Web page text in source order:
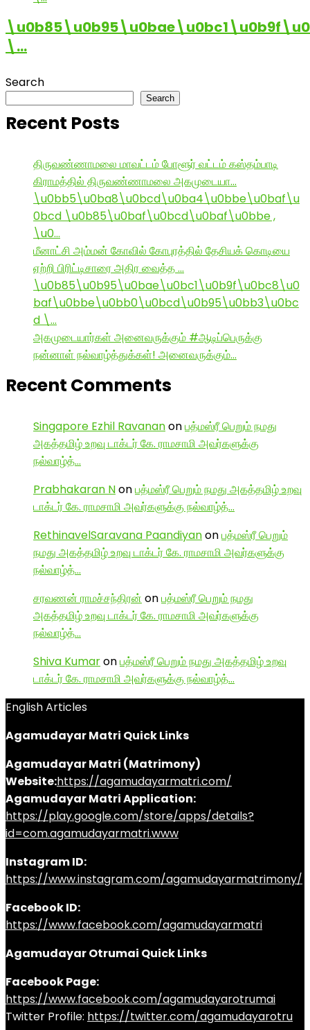
\…
Search
Search
Recent Posts
திருவண்ணாமலை மாவட்டம் போளூர் வட்டம் கஸ்தம்பாடி
கிராமத்தில் திருவண்ணாமலை அகமுடையா…
\u0bb5\u0ba8\u0bcd\u0ba4\u0bbe\u0baf\u
0bcd \u0b85\u0baf\u0bcd\u0baf\u0bbe ,
\u0…
மீனாட்சி அம்மன் கோவில் கோபுரத்தில் தேசியக் கொடியை
ஏற்றி பிரிட்டிசாரை அதிர வைத்த …
\u0b85\u0b95\u0bae\u0bc1\u0b9f\u0bc8\u0
baf\u0bbe\u0bb0\u0bcd\u0b95\u0bb3\u0bc
d \…
அகமுடையார்கள் அனைவருக்கும் #ஆடிப்பெருக்கு
நன்னாள் நல்வாழ்த்துக்கள்! அனைவருக்கும்…
Recent Comments
Singapore Ezhil Ravananonபத்மஸ்ரீ பெறும் நமது
அகத்தமிழ் உறவு டாக்டர் கே. ராமசாமி அவர்களுக்கு
நல்வாழ்த்…
Prabhakaran Nonபத்மஸ்ரீ பெறும் நமது அகத்தமிழ் உறவு
டாக்டர் கே. ராமசாமி அவர்களுக்கு நல்வாழ்த்…
RethinavelSaravana Paandiyanonபத்மஸ்ரீ பெறும்
நமது அகத்தமிழ் உறவு டாக்டர் கே. ராமசாமி அவர்களுக்கு
நல்வாழ்த்…
சரவணன் ராமச்சந்திரன் onபத்மஸ்ரீ பெறும் நமது
அகத்தமிழ் உறவு டாக்டர் கே. ராமசாமி அவர்களுக்கு
நல்வாழ்த்…
Shiva Kumaronபத்மஸ்ரீ பெறும் நமது அகத்தமிழ் உறவு
டாக்டர் கே. ராமசாமி அவர்களுக்கு நல்வாழ்த்…
English Articles
Agamudayar Matri Quick Links
Agamudayar Matri (Matrimony)
Website:https://agamudayarmatri.com/
Agamudayar Matri Application:
https://play.google.com/store/apps/details?
id=com.agamudayarmatri.www
Instagram ID:
https://www.instagram.com/agamudayarmatrimony/
Facebook ID:
https://www.facebook.com/agamudayarmatri
Agamudayar Otrumai Quick Links
Facebook Page:
https://www.facebook.com/agamudayarotrumai
Twitter Profile: https://twitter.com/agamudayarotru